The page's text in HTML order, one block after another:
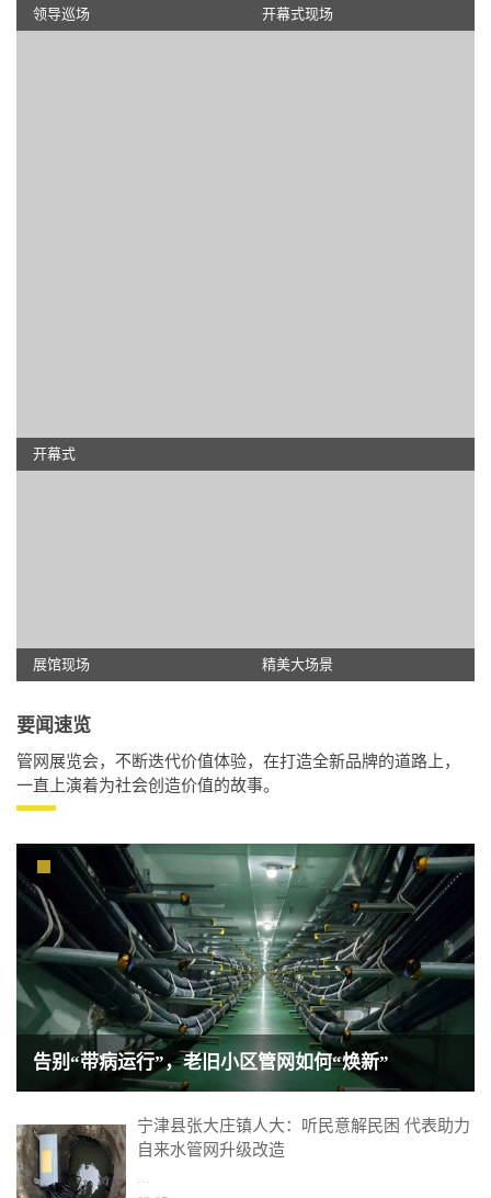
领导巡场 开幕式现场
开幕式
展馆现场 精美大场景
要闻速览
管网展览会，不断迭代价值体验，在打造全新品牌的道路上，
一直上演着为社会创造价值的故事。
告别“带病运行”，老旧小区管网如何“焕新”
宁津县张大庄镇人大：听民意解民困 代表助力
自来水管网升级改造
…